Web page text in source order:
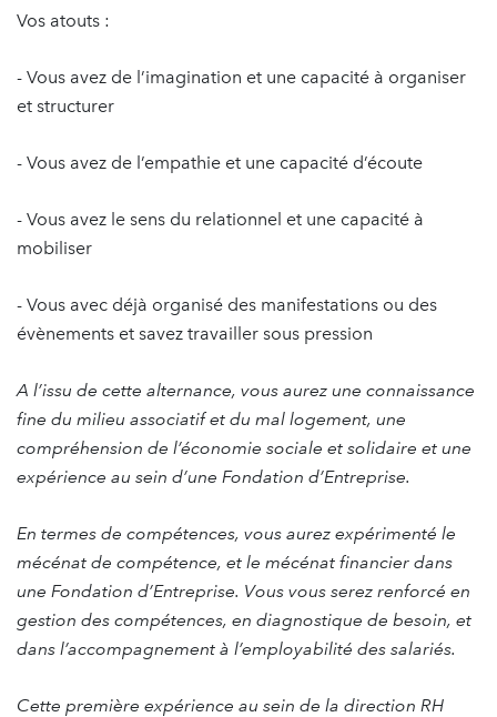
Vos atouts :
- Vous avez de l’imagination et une capacité à organiser
et structurer
- Vous avez de l’empathie et une capacité d’écoute
- Vous avez le sens du relationnel et une capacité à
mobiliser
- Vous avec déjà organisé des manifestations ou des
évènements et savez travailler sous pression
A l’issu de cette alternance, vous aurez une connaissance
fine du milieu associatif et du mal logement, une
compréhension de l’économie sociale et solidaire et une
expérience au sein d’une Fondation d’Entreprise.
En termes de compétences, vous aurez expérimenté le
mécénat de compétence, et le mécénat financier dans
une Fondation d’Entreprise. Vous vous serez renforcé en
gestion des compétences, en diagnostique de besoin, et
dans l’accompagnement à l’employabilité des salariés.
Cette première expérience au sein de la direction RH